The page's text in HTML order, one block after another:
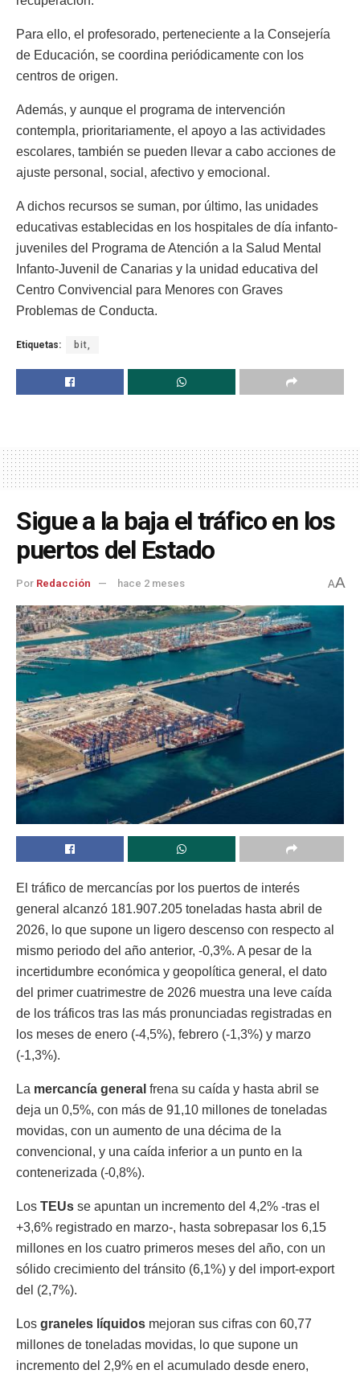
Para ello, el profesorado, perteneciente a la Consejería
de Educación, se coordina periódicamente con los
centros de origen.
Además, y aunque el programa de intervención
contempla, prioritariamente, el apoyo a las actividades
escolares, también se pueden llevar a cabo acciones de
ajuste personal, social, afectivo y emocional.
A dichos recursos se suman, por último, las unidades
educativas establecidas en los hospitales de día infanto-
juveniles del Programa de Atención a la Salud Mental
Infanto-Juvenil de Canarias y la unidad educativa del
Centro Convivencial para Menores con Graves
Problemas de Conducta.
Etiquetas: bit,
Sigue a la baja el tráfico en los
puertos del Estado
Por Redacción hace 2 meses AA
El tráfico de mercancías por los puertos de interés
general alcanzó 181.907.205 toneladas hasta abril de
2026, lo que supone un ligero descenso con respecto al
mismo periodo del año anterior, -0,3%. A pesar de la
incertidumbre económica y geopolítica general, el dato
del primer cuatrimestre de 2026 muestra una leve caída
de los tráficos tras las más pronunciadas registradas en
los meses de enero (-4,5%), febrero (-1,3%) y marzo
(-1,3%).
La mercancía general frena su caída y hasta abril se
deja un 0,5%, con más de 91,10 millones de toneladas
movidas, con un aumento de una décima de la
convencional, y una caída inferior a un punto en la
contenerizada (-0,8%).
Los TEUs se apuntan un incremento del 4,2% -tras el
+3,6% registrado en marzo-, hasta sobrepasar los 6,15
millones en los cuatro primeros meses del año, con un
sólido crecimiento del tránsito (6,1%) y del import-export
del (2,7%).
Los graneles líquidos mejoran sus cifras con 60,77
millones de toneladas movidas, lo que supone un
incremento del 2,9% en el acumulado desde enero,